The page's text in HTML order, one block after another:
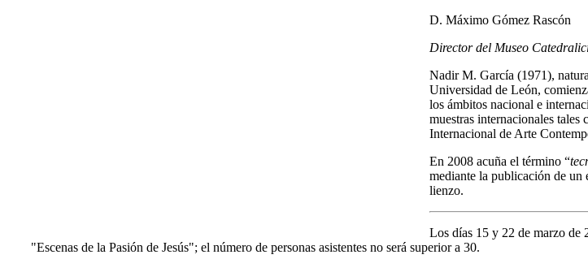
D. Máximo Gómez Rascón
Director del Museo
Nadir M. García (1971),
Universidad de León,
los ámbitos nacional e
muestras internacionales
Internacional de Arte
En 2008 acuña el término “
mediante la publicación de un
lienzo.
Los días 15 y 22 de marzo de
"Escenas de la Pasión de Jesús"; el número de personas asistentes no será superior a 30.